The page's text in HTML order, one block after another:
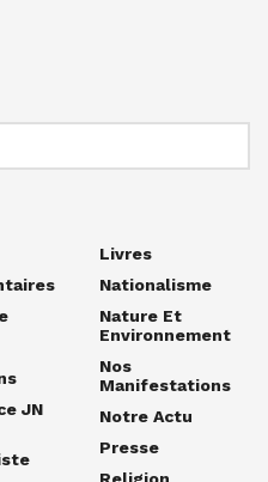
JN
Livres
Nationalisme
Nature Et
Environnement
Nos
Manifestations
Notre Actu
Presse